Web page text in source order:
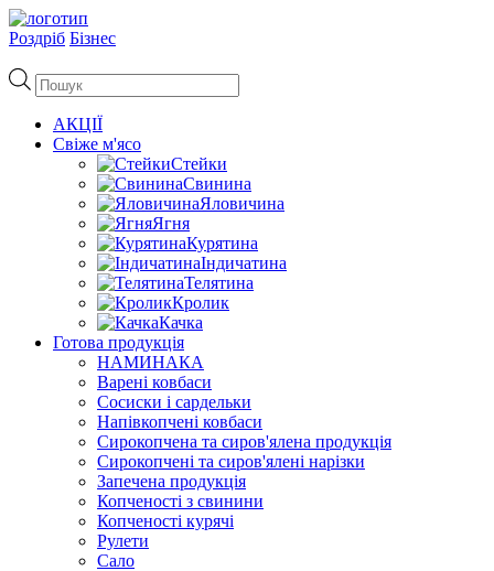
Роздріб Бізнес
Пошук
товарів
АКЦІЇ
Свіже м'ясо
Стейки
Свинина
Яловичина
Ягня
Курятина
Індичатина
Телятина
Кролик
Качка
Готова продукція
НАМИНАКА
Варені ковбаси
Сосиски і сардельки
Напівкопчені ковбаси
Сирокопчена та сиров'ялена продукція
Сирокопчені та сиров'ялені нарізки
Запечена продукція
Копченості з свинини
Копченості курячі
Рулети
Сало